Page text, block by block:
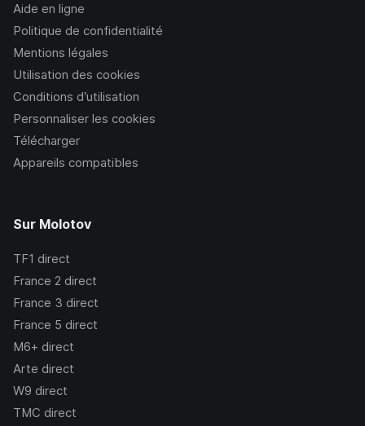
Aide en ligne
Politique de confidentialité
Mentions légales
Utilisation des cookies
Conditions d’utilisation
Personnaliser les cookies
Télécharger
Appareils compatibles
Sur Molotov
TF1 direct
France 2 direct
France 3 direct
France 5 direct
M6+ direct
Arte direct
W9 direct
TMC direct